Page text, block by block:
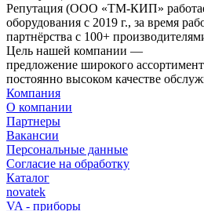
Репутация (ООО «ТМ-КИП»
оборудования с 2019 г., за время
партнёрства с 100+
Цель нашей компании —
предложение широкого
постоянно высоком качестве
Компания
О компании
Партнеры
Вакансии
Персональные данные
Согласие на обработку
Каталог
novatek
VA - приборы